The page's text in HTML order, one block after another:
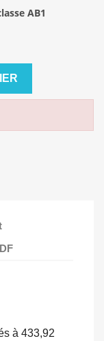
AB1
à 433,92